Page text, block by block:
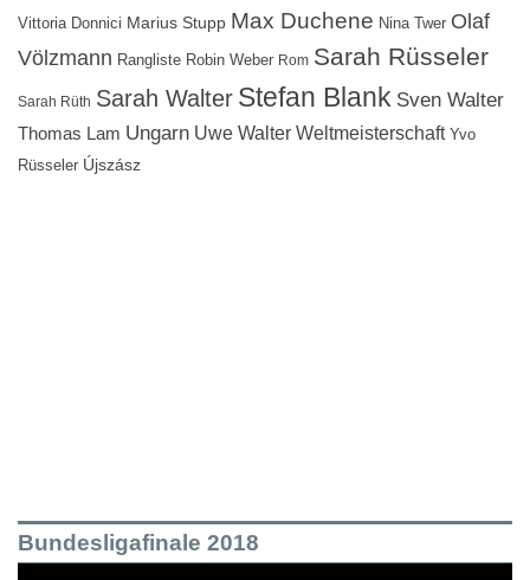
Vittoria Donnici Marius Stupp Max Duchene Nina Twer Olaf
Völzmann Rangliste Robin Weber Rom Sarah Rüsseler
Sarah Rüth Sarah Walter Stefan Blank Sven Walter
Thomas Lam Ungarn Uwe Walter Weltmeisterschaft Yvo
Rüsseler Újszász
Bundesligafinale 2018